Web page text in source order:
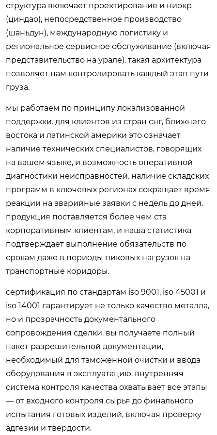
структура включает проектирование и ниокр
(циндао), непосредственное производство
(шаньдун), международную логистику и
региональное сервисное обслуживание (включая
представительство на урале). такая архитектура
позволяет нам контролировать каждый этап пути
груза.
мы работаем по принципу локализованной
поддержки. для клиентов из стран снг, ближнего
востока и латинской америки это означает
наличие технических специалистов, говорящих
на вашем языке, и возможность оперативной
диагностики неисправностей. наличие складских
программ в ключевых регионах сокращает время
реакции на аварийные заявки с недель до дней.
продукция поставляется более чем ста
корпоративным клиентам, и наша статистика
подтверждает выполнение обязательств по
срокам даже в периоды пиковых нагрузок на
транспортные коридоры.
сертификация по стандартам iso 9001, iso 45001 и
iso 14001 гарантирует не только качество металла,
но и прозрачность документального
сопровождения сделки. вы получаете полный
пакет разрешительной документации,
необходимый для таможенной очистки и ввода
оборудования в эксплуатацию. внутренняя
система контроля качества охватывает все этапы
— от входного контроля сырья до финального
испытания готовых изделий, включая проверку
адгезии и твердости.